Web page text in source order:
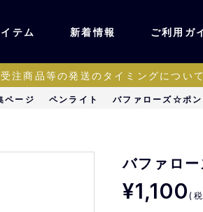
ユニフォーム・ワッ
キッズ・ベビー
ステーショナリー・
テム 新着情報 ご利用ガ
受注商品等の発送のタイミングについて
ページ ペンライト バファローズ☆ポン
バファロ
¥1,100(